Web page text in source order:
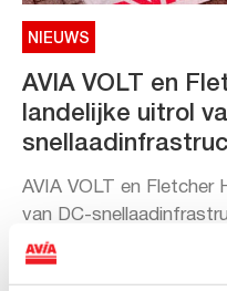
NIEUWS
AVIA VOLT en
landelijke uitrol
AVIA VOLT en Fletcher
van DC-
Lees verder